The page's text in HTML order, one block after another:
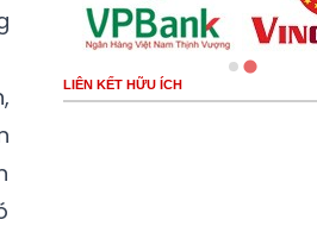
LIÊN KẾT HỮU ÍCH